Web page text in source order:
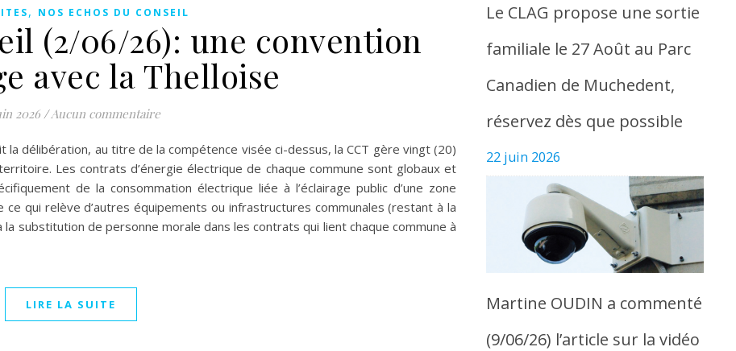
, NOS ECHOS DU CONSEIL
(2/06/26): une convention
avec la Thelloise
2026 / Aucun commentaire
la délibération, au titre de la compétence visée ci-dessus, la CCT gère vingt (20)
Les contrats d’énergie électrique de chaque commune sont globaux et
de la consommation électrique liée à l’éclairage public d’une zone
ce qui relève d’autres équipements ou infrastructures communales (restant à la
substitution de personne morale dans les contrats qui lient chaque commune à
LIRE LA SUITE
Le CLAG propose une sortie
familiale le 27 Août au Parc
Canadien de Muchedent,
réservez dès que possible
22 juin 2026
Martine OUDIN a commenté
(9/06/26) l’article sur la vidéo